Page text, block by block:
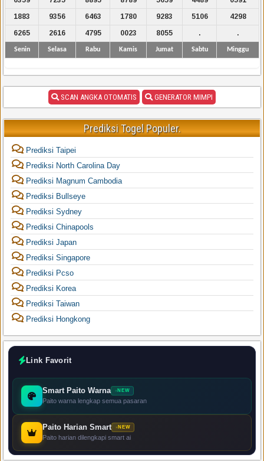
1883
9356 6463 1780 9283 5106
4298
6265
2616 4795 0023 8055 . .
Senin Selasa Rabu Kamis Jumat Sabtu Minggu
SCAN ANGKA OTOMATIS GENERATOR MIMPI
Prediksi Togel Populer.
Prediksi Taipei
Prediksi North Carolina Day
Prediksi Magnum Cambodia
Prediksi Bullseye
Prediksi Sydney
Prediksi Chinapools
Prediksi Japan
Prediksi Singapore
Prediksi Pcso
Prediksi Korea
Prediksi Taiwan
Prediksi Hongkong
Link Favorit
Smart Paito Warna NEW
Paito warna lengkap semua pasaran
Paito Harian Smart NEW
Paito harian dilengkapi smart ai